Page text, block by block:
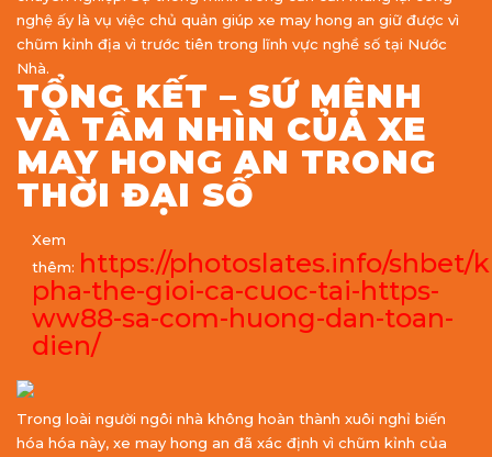
nghệ ấy là vụ việc chủ quản giúp xe may hong an giữ được vì
chũm kỉnh địa vì trước tiên trong lĩnh vực nghề số tại Nước
Nhà.
TỔNG KẾT – SỨ MỆNH
VÀ TẦM NHÌN CỦA XE
MAY HONG AN TRONG
THỜI ĐẠI SỐ
Xem
thêm: https://photoslates.info/shbet/
pha-the-gioi-ca-cuoc-tai-https-
ww88-sa-com-huong-dan-toan-
dien/
Trong loài người ngôi nhà không hoàn thành xuôi nghỉ biến
hóa hóa này, xe may hong an đã xác định vì chũm kỉnh của